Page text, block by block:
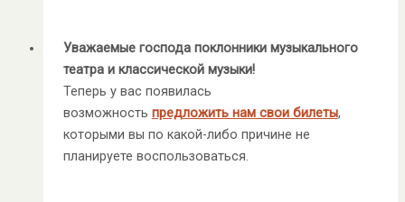
Уважаемые господа поклонники музыкального
театра и классической музыки!
Теперь у вас появилась
возможность предложить нам свои билеты,
которыми вы по какой-либо причине не
планируете воспользоваться.